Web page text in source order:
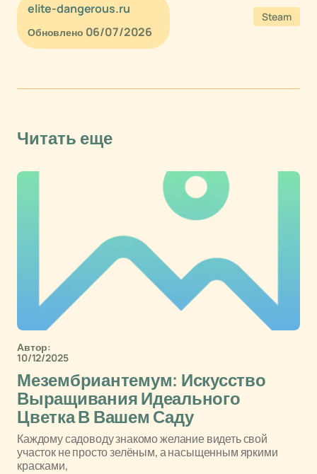
elite-dangerous.ru
Обновлено 06/07/2026
Steam
Читать еще
Автор:
10/12/2025
Мезембриантемум: Искусство
Выращивания Идеального
Цветка В Вашем Саду
Каждому садоводу знакомо желание видеть свой
участок не просто зелёным, а насыщенным яркими
красками,